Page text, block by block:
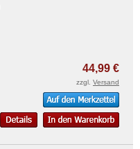
44,99 €
zzgl. Versand